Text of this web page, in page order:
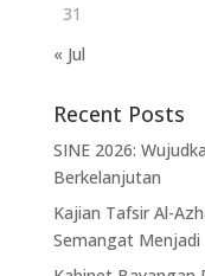
31
« Jul
Recent Posts
SINE 2026:
Berkelanjutan
Kajian Tafsir Al-
Semangat Menjadi